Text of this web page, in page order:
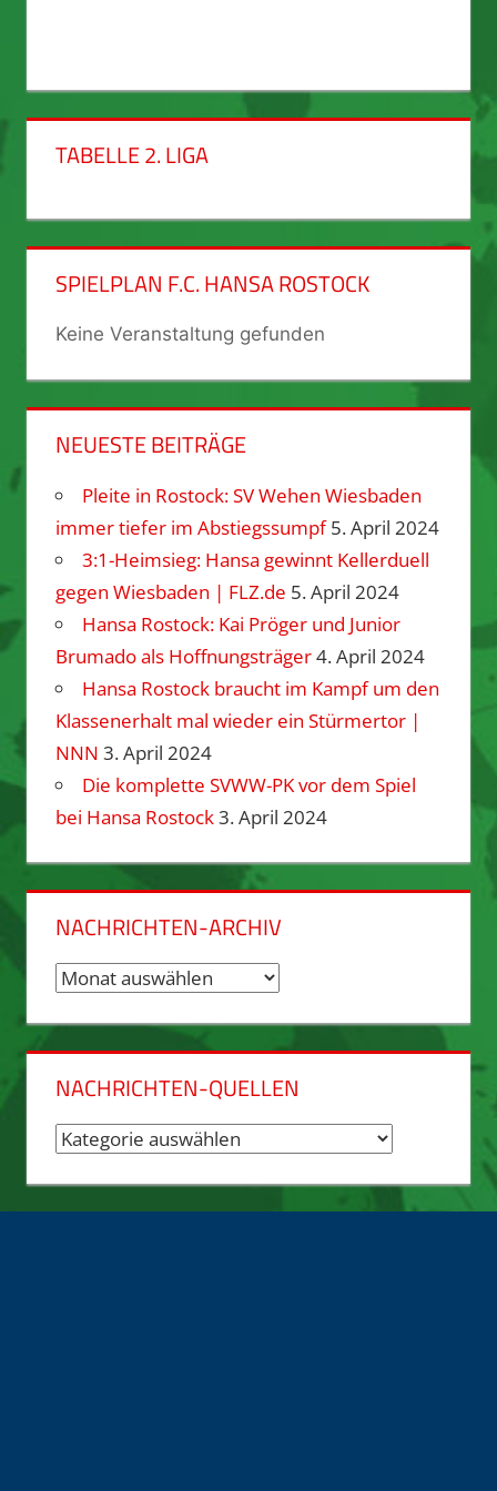
TABELLE 2. LIGA
SPIELPLAN F.C. HANSA ROSTOCK
Keine Veranstaltung gefunden
NEUESTE BEITRÄGE
Pleite in Rostock: SV Wehen Wiesbaden
immer tiefer im Abstiegssumpf 5. April 2024
3:1-Heimsieg: Hansa gewinnt Kellerduell
gegen Wiesbaden | FLZ.de 5. April 2024
Hansa Rostock: Kai Pröger und Junior
Brumado als Hoffnungsträger4. April 2024
Hansa Rostock braucht im Kampf um den
Klassenerhalt mal wieder ein Stürmertor |
NNN 3. April 2024
Die komplette SVWW-PK vor dem Spiel
bei Hansa Rostock3. April 2024
NACHRICHTEN-ARCHIV
Nachrichten-
NACHRICHTEN-QUELLEN
Nachrichten-